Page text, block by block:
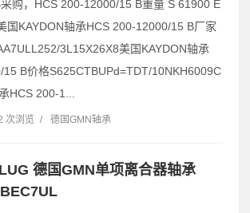
购，HCS 200-12000/15 B重量 S 61900 E
国KAYDON轴承HCS 200-12000/15 B厂家
3L15X26X8美国KAYDON轴承
15 B价格S625CTBUPd=TDT/10NKH6009C
HCS 200-1...
次浏览 / 德国GMN轴承
德国GMN单项离合器轴承